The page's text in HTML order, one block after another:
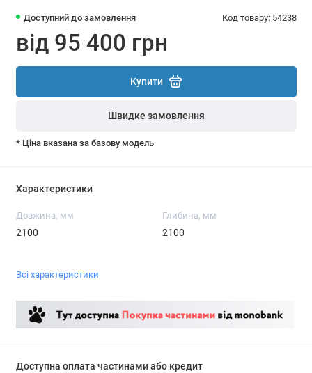
Доступний до замовлення Код товару: 54238
від 95 400 грн
Купити
Швидке замовлення
* Ціна вказана за базову модель
Характеристики
Довжина, мм
2100
Глибина, мм
2100
Всі характеристики
Доступна оплата частинами або кредит